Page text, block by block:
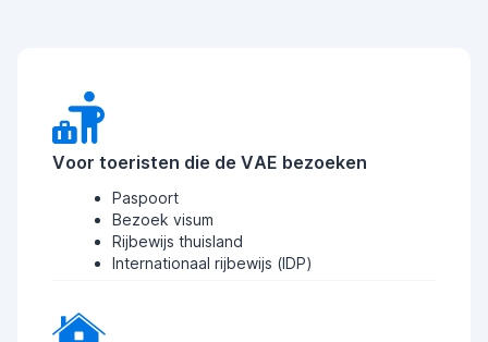
Voor toeristen die de VAE bezoeken
Paspoort
Bezoek visum
Rijbewijs thuisland
Internationaal rijbewijs (IDP)